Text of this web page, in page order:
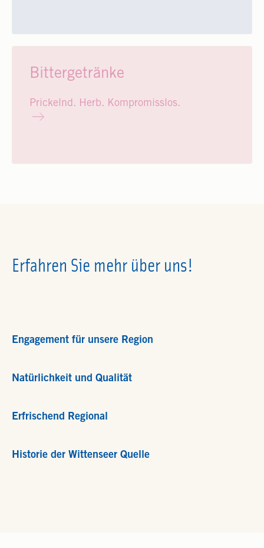
Bittergetränke
Prickelnd. Herb. Kompromisslos.
Erfahren Sie mehr über uns!
Engagement für unsere Region
Natürlichkeit und Qualität
Erfrischend Regional
Historie der Wittenseer Quelle